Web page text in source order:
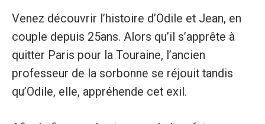
Venez découvrir l’histoire d’Odile et Jean, en
couple depuis 25ans. Alors qu’il s’apprête à
quitter Paris pour la Touraine, l’ancien
professeur de la sorbonne se réjouit tandis
qu’Odile, elle, appréhende cet exil.